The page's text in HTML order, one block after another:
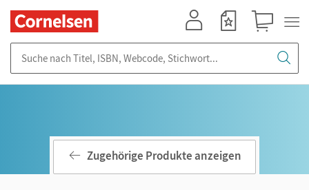
Zugehörige Produkte anzeigen